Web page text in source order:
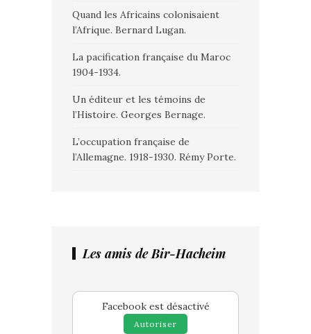
Quand les Africains colonisaient
l’Afrique. Bernard Lugan.
La pacification française du Maroc
1904-1934.
Un éditeur et les témoins de
l’Histoire. Georges Bernage.
L’occupation française de
l’Allemagne. 1918-1930. Rémy Porte.
Les amis de Bir-Hacheim
Facebook est désactivé
Autoriser